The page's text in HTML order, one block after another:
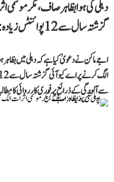
دہلی کی ہوا بظاہر صاف، مگر
گزشتہ سال سے 12 پوائنٹس زیادہ: اجے ماکن
اجے ماکن نے دعویٰ کیا ہے کہ دہلی میں
سے آلودگی کے ذرائع پر فوری کارروائی کا